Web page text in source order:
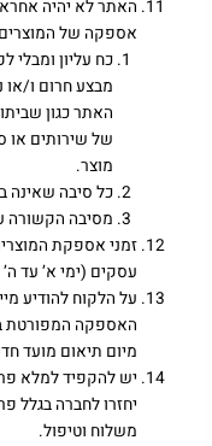
האתר לא יהיה
אספקה של
כח עליון ומבלי
מבצע חרום ו/או
האתר כגון
של שירותים או
מוצר.
כל סיבה שאינה
מסיבה הקשורה
זמני אספקת
עסקים (ימי א’ עד
על הלקוח להודיע
האספקה המפורטת
מיום תיאום מועד
יש להקפיד למלא
יחזרו לחברה בגלל
משלוח וטיפול.